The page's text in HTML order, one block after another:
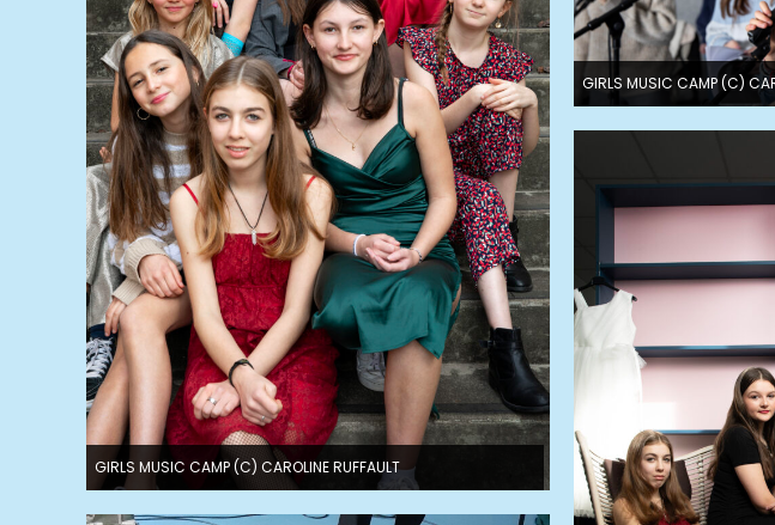
GIRLS MUSIC CAMP (C) CAROLINE RUFFAULT
GIRLS MUSIC CAMP (C)